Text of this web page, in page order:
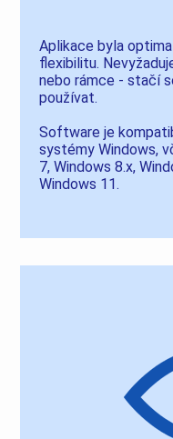
Aplikace byla
flexibilitu.
nebo rámce - stačí
používat.
Software je
systémy Windows,
7, Windows 8.x,
Windows 11.